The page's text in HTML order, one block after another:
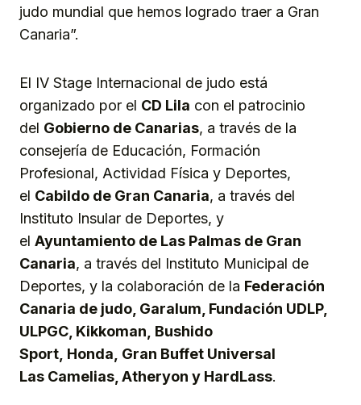
judo mundial que hemos logrado traer a Gran
Canaria”.
El IV Stage Internacional de judo está
organizado por el CD Lila con el patrocinio
del Gobierno de Canarias, a través de la
consejería de Educación, Formación
Profesional, Actividad Física y Deportes,
el Cabildo de Gran Canaria, a través del
Instituto Insular de Deportes, y
el Ayuntamiento de Las Palmas de Gran
Canaria, a través del Instituto Municipal de
Deportes, y la colaboración de la Federación
Canaria de judo, Garalum, Fundación UDLP,
ULPGC, Kikkoman, Bushido
Sport, Honda, Gran Buffet Universal
Las Camelias, Atheryon y HardLass.